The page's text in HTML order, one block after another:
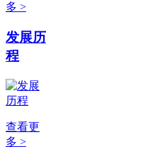
多 >
发展历
程
查看更
多 >